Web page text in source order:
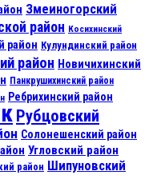
Змеиногорский
район Косихинский
район Кулундинский район
район Новичихинский
Панкрушихинский район
Ребрихинский район
Рубцовский
Солонешенский район
Угловский район
район Шипуновский